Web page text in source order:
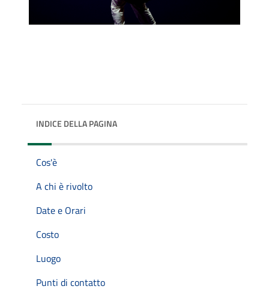
INDICE DELLA PAGINA
Cos'è
A chi è rivolto
Date e Orari
Costo
Luogo
Punti di contatto